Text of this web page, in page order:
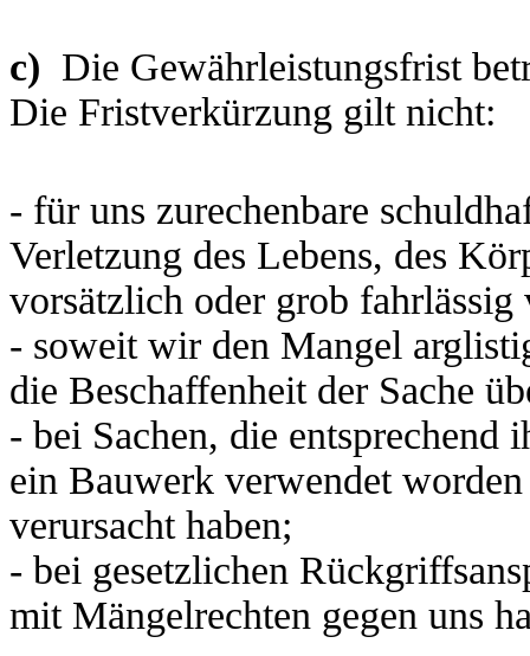
c) Die Gewährleistungsfrist
Die Fristverkürzung gilt nicht:
- für uns zurechenbare
Verletzung des Lebens, des
vorsätzlich oder grob fahrlässig
- soweit wir den Mangel
die Beschaffenheit der Sache
- bei Sachen, die entsprechend
ein Bauwerk verwendet
verursacht haben;
- bei gesetzlichen
mit Mängelrechten gegen uns